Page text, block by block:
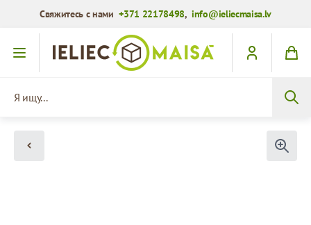
Свяжитесь с нами+371 22178498,info@ieliecmaisa.lv
Перейти к содержимому